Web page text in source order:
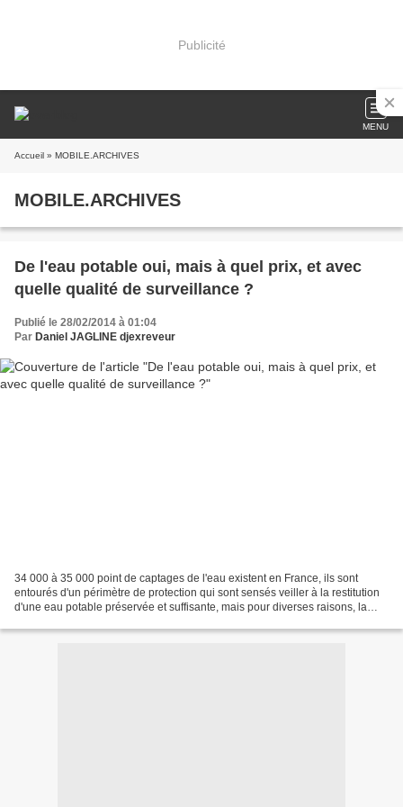
Publicité
MENU
Accueil » MOBILE.ARCHIVES
MOBILE.ARCHIVES
De l'eau potable oui, mais à quel prix, et avec
quelle qualité de surveillance ?
Publié le 28/02/2014 à 01:04
Par Daniel JAGLINE djexreveur
34 000 à 35 000 point de captages de l'eau existent en France, ils sont
entourés d'un périmètre de protection qui sont sensés veiller à la restitution
d'une eau potable préservée et suffisante, mais pour diverses raisons, la